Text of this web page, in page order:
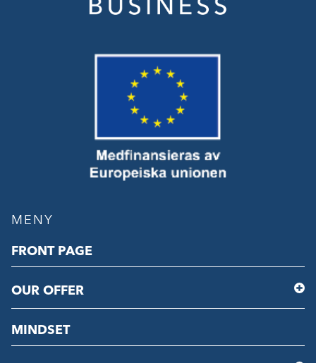
MENY
FRONT PAGE
OUR OFFER
MINDSET